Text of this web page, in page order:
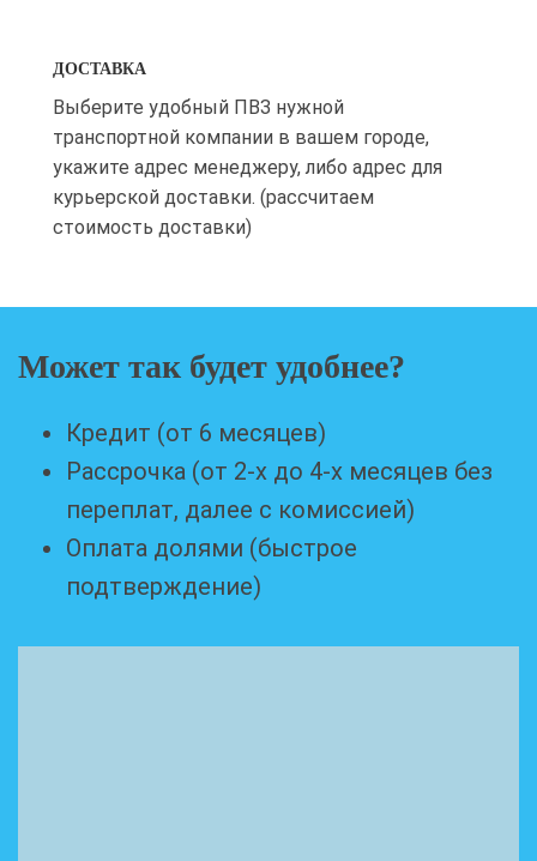
ДОСТАВКА
Выберите удобный ПВЗ нужной
транспортной компании в вашем городе,
укажите адрес менеджеру, либо адрес для
курьерской доставки. (рассчитаем
стоимость доставки)
Может так будет удобнее?
Кредит (от 6 месяцев)
Рассрочка (от 2-х до 4-х месяцев без
переплат, далее с комиссией)
Оплата долями (быстрое
подтверждение)